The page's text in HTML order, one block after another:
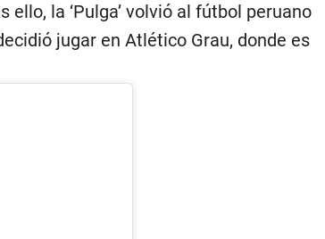
la ‘Pulga’ volvió al fútbol peruano
jugar en Atlético Grau, donde es